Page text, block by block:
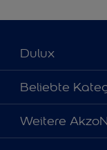
Dulux
Über uns
Farbgenauigkeit
Kontaktieren Sie
Beliebte
Dulux Farben
Farbe des Jahres
Weitere